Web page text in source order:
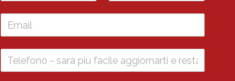
o
e
o
n
e